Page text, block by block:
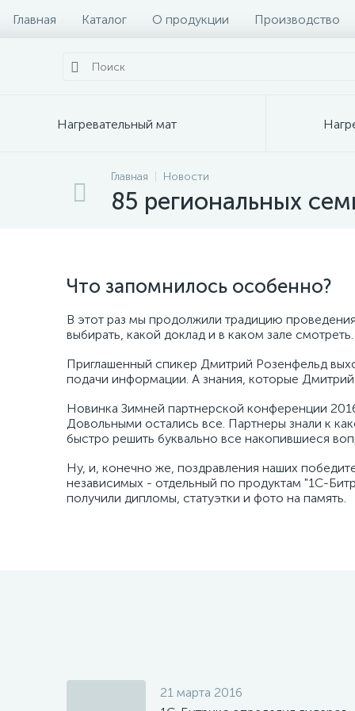
Главная Каталог О продукции Производство
Нагревательный мат
Главная Новости
85 региональных
Что запомнилось особенно?
В этот раз мы продолжили традицию
выбирать, какой доклад и в каком зале
Приглашенный спикер Дмитрий Розенфельд
подачи информации. А знания, которые
Новинка Зимней партнерской конференции
Довольными остались все. Партнеры знали к
быстро решить буквально все накопившиеся
Ну, и, конечно же, поздравления наших
независимых - отдельный по продуктам "1С-
получили дипломы, статуэтки и фото на память.
21 марта 2016